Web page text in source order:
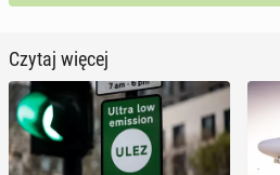
Czytaj więcej